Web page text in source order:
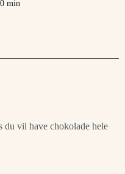
minutter
min
du vil have chokolade hele